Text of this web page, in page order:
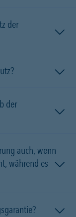
der
der
auch, wenn
während es